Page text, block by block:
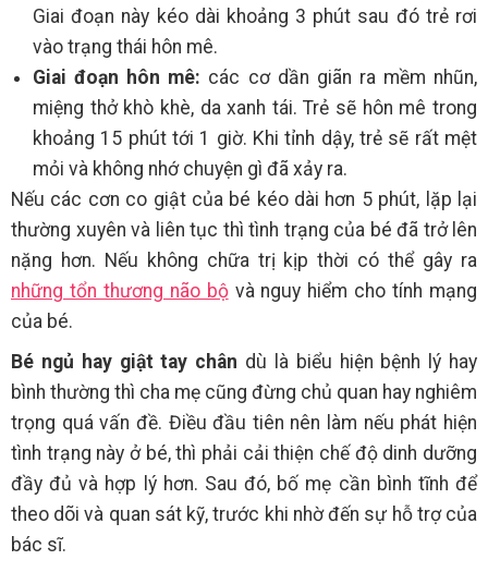
Giai đoạn này kéo dài khoảng 3 phút sau đó trẻ rơi
vào trạng thái hôn mê.
Giai đoạn hôn mê: các cơ dần giãn ra mềm nhũn,
miệng thở khò khè, da xanh tái. Trẻ sẽ hôn mê trong
khoảng 15 phút tới 1 giờ. Khi tỉnh dậy, trẻ sẽ rất mệt
mỏi và không nhớ chuyện gì đã xảy ra.
Nếu các cơn co giật của bé kéo dài hơn 5 phút, lặp lại
thường xuyên và liên tục thì tình trạng của bé đã trở lên
nặng hơn. Nếu không chữa trị kịp thời có thể gây ra
những tổn thương não bộvà nguy hiểm cho tính mạng
của bé.
Bé ngủ hay giật tay chân dù là biểu hiện bệnh lý hay
bình thường thì cha mẹ cũng đừng chủ quan hay nghiêm
trọng quá vấn đề. Điều đầu tiên nên làm nếu phát hiện
tình trạng này ở bé, thì phải cải thiện chế độ dinh dưỡng
đầy đủ và hợp lý hơn. Sau đó, bố mẹ cần bình tĩnh để
theo dõi và quan sát kỹ, trước khi nhờ đến sự hỗ trợ của
bác sĩ.